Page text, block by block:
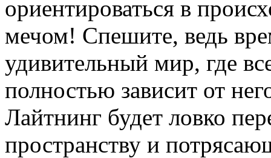
ориентироваться в
мечом! Спешите, ведь
удивительный мир, где
полностью зависит от
Лайтнинг будет ловко
пространству и